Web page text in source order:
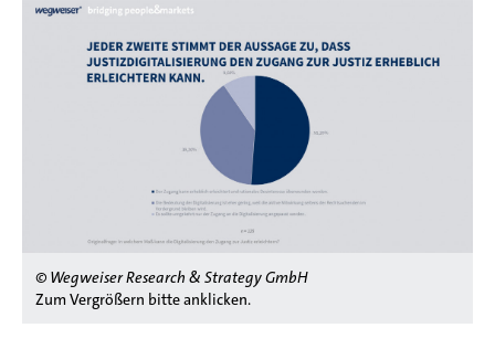
© Wegweiser Research & Strategy GmbH
Zum Vergrößern bitte anklicken.